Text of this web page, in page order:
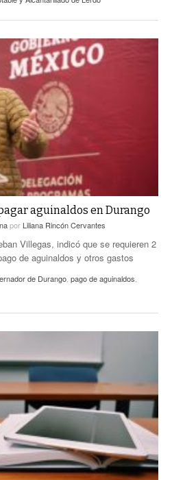
aguinaldos en Durango
por Liliana Rincón Cervantes
Villegas, indicó que se requieren 2
de aguinaldos y otros gastos
de Durango, pago de aguinaldos,